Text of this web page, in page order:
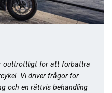
outtröttligt för att förbättra
Vi driver frågor för
och en rättvis behandling